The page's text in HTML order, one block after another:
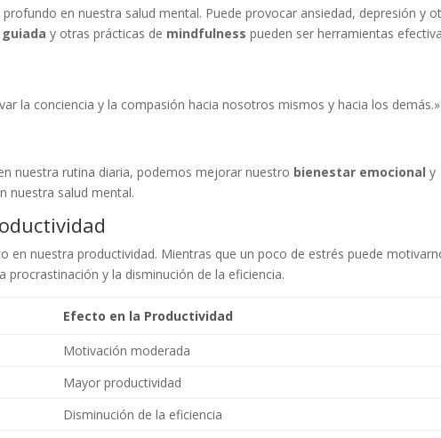
en nuestra salud mental. Puede provocar ansiedad, depresión y
y otras prácticas de mindfulness pueden ser herramientas
la conciencia y la compasión hacia nosotros mismos y hacia los demás.»
nuestra rutina diaria, podemos mejorar nuestro bienestar emocional y
nuestra salud mental.
en nuestra productividad. Mientras que un poco de estrés puede
procrastinación y la disminución de la eficiencia.
Efecto en la Productividad
Motivación moderada
Mayor productividad
Disminución de la eficiencia